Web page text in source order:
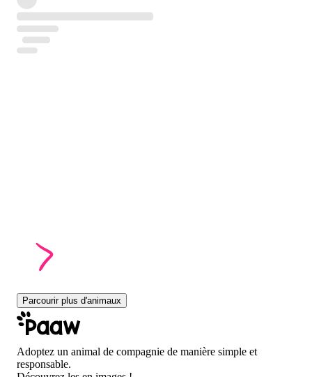
Parcourir plus d'animaux
Adoptez un animal de compagnie de manière simple et
responsable.